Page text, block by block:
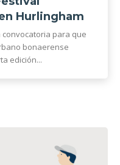
Hurlingham
convocatoria para que
bonaerense
edición...